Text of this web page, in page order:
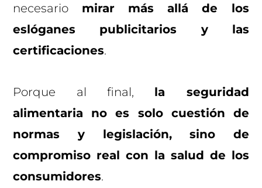
necesario mirar más allá de los
eslóganes publicitarios y las
certificaciones.
Porque al final, la seguridad
alimentaria no es solo cuestión de
normas y legislación, sino de
compromiso real con la salud de los
consumidores.